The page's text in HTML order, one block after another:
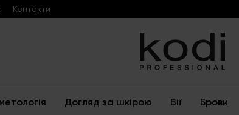
Контакти
Догляд за шкірою Вії Брови